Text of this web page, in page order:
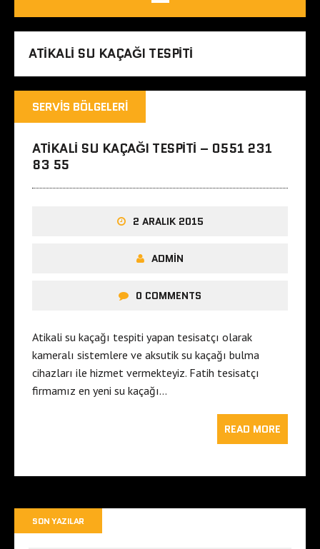
ATIKALI SU KAÇAĞI TESPITI
SERVIS BÖLGELERI
ATIKALI SU KAÇAĞI TESPITI – 0551 231
83 55
2 ARALIK 2015
ADMIN
0 COMMENTS
Atikali su kaçağı tespiti yapan tesisatçı olarak
kameralı sistemlere ve aksutik su kaçağı bulma
cihazları ile hizmet vermekteyiz. Fatih tesisatçı
firmamız en yeni su kaçağı…
READ MORE
SON YAZILAR